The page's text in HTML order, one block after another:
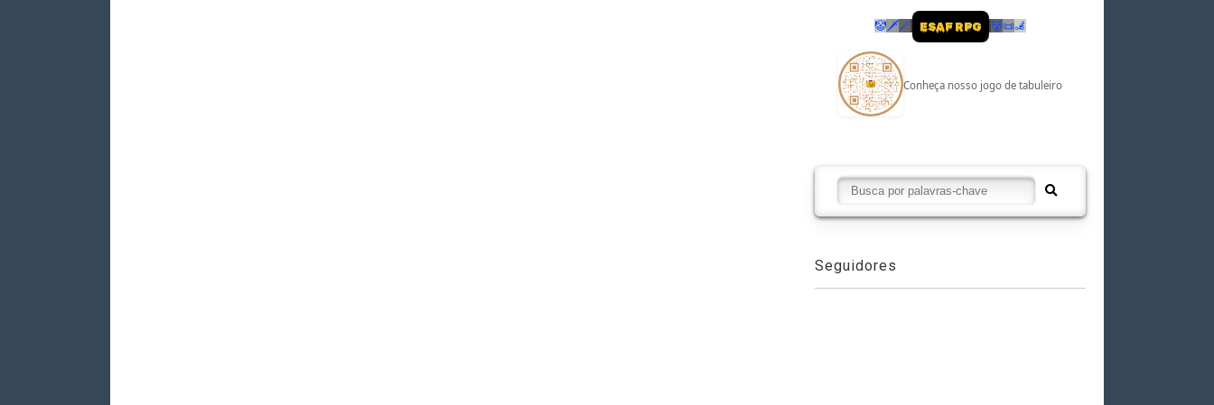
🤡🗡🪄 ESAF RPG 👹📜🦼
Conheça nosso jogo de tabuleiro
Seguidores